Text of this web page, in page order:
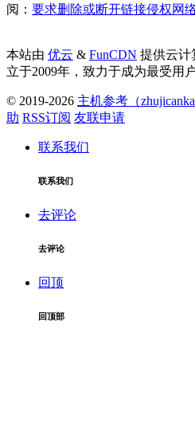
阅： 要求删除或断开链接侵权网
本站由 优云 & FunCDN 提供云计
立于2009年，致力于成为最受用
© 2019-2026 主机参考（
助 RSS订阅 友联申请
联系我们
联系我们
去评论
去评论
回顶
回顶部